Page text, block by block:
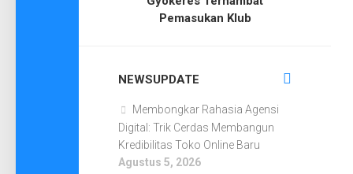
Pemasukan Klub
NEWSUPDATE
Membongkar Rahasia Agensi
Digital: Trik Cerdas Membangun
Kredibilitas Toko Online Baru
Agustus 5, 2026